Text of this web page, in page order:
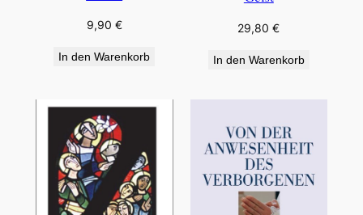
9,90 €
In den Warenkorb
29,80€
In den Warenkorb